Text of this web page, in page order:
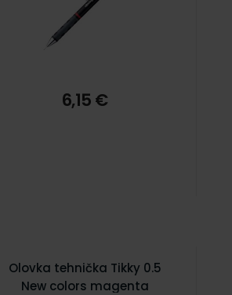
6,15 €
Olovka tehnička Tikky 0.5
New colors magenta